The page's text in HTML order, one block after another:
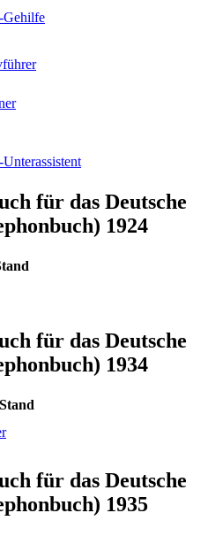
Gehilfe
für das Deutsche
1924
für das Deutsche
1934
für das Deutsche
1935